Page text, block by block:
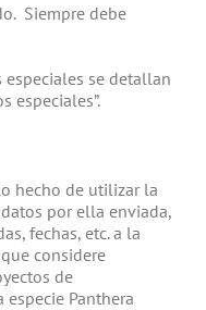
Siempre debe
especiales se detallan
especiales”.
hecho de utilizar la
por ella enviada,
fechas, etc. a la
considere
de
Panthera